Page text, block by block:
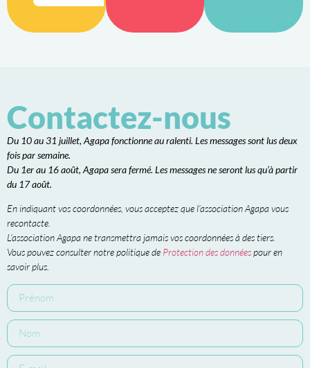
Contactez-nous
Du 10 au 31 juillet, Agapa fonctionne au ralenti. Les messages sont lus deux
fois par semaine.
Du 1er au 16 août, Agapa sera fermé. Les messages ne seront lus qu’à partir
du 17 août.
En indiquant vos coordonnées, vous acceptez que l’association Agapa vous
recontacte.
L’association Agapa ne transmettra jamais vos coordonnées à des tiers.
Vous pouvez consulter notre politique de Protection des donnéespour en
savoir plus.